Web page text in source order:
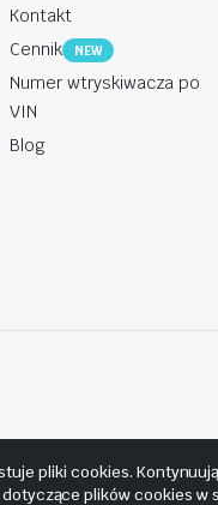
Kontakt
Cennik
NEW
Numer wtryskiwacza po
VIN
Blog
pliki cookies.
plików cookies w